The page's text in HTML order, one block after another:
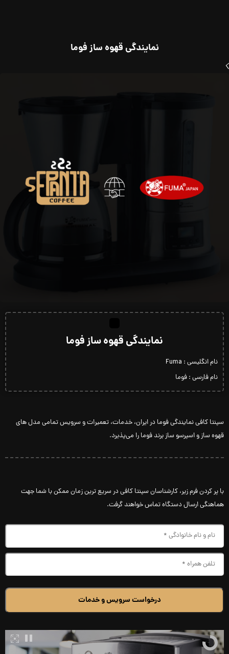
نمایندگی قهوه ساز فوما
نمایندگی قهوه ساز فوما
نام انگلیسی :‌ Fuma
نام فارسی : فوما
سپنتا کافی نمایندگی فوما در ایران، خدمات، تعمیرات و سرویس تمامی مدل های
قهوه ساز و اسپرسو ساز برند فوما را می‌پذیرد.
با پر کردن فرم زیر، کارشناسان سپنتا کافی در سریع ترین زمان ممکن با شما جهت
هماهنگی ارسال دستگاه تماس خواهند گرفت.
درخواست سرویس و خدمات